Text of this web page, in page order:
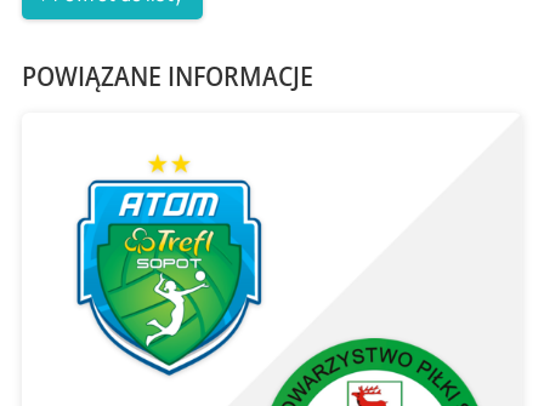
POWIĄZANE INFORMACJE